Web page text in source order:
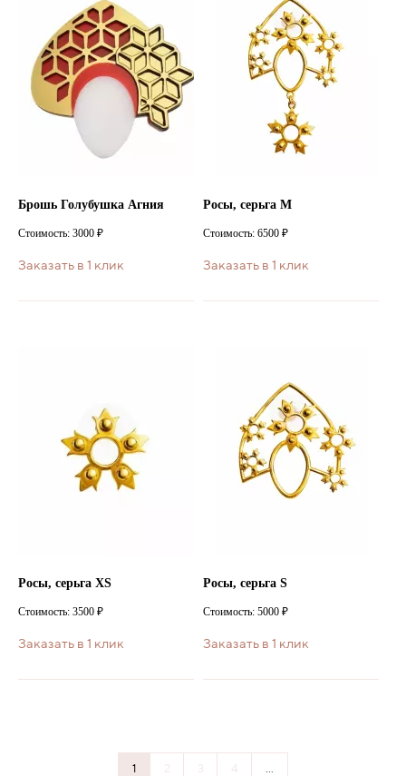
Брошь Голубушка Агния
Стоимость: 3000 ₽
Заказать в 1 клик
Росы, серьга M
Стоимость: 6500 ₽
Заказать в 1 клик
Росы, серьга XS
Стоимость: 3500 ₽
Заказать в 1 клик
Росы, серьга S
Стоимость: 5000 ₽
Заказать в 1 клик
1 2 3 4